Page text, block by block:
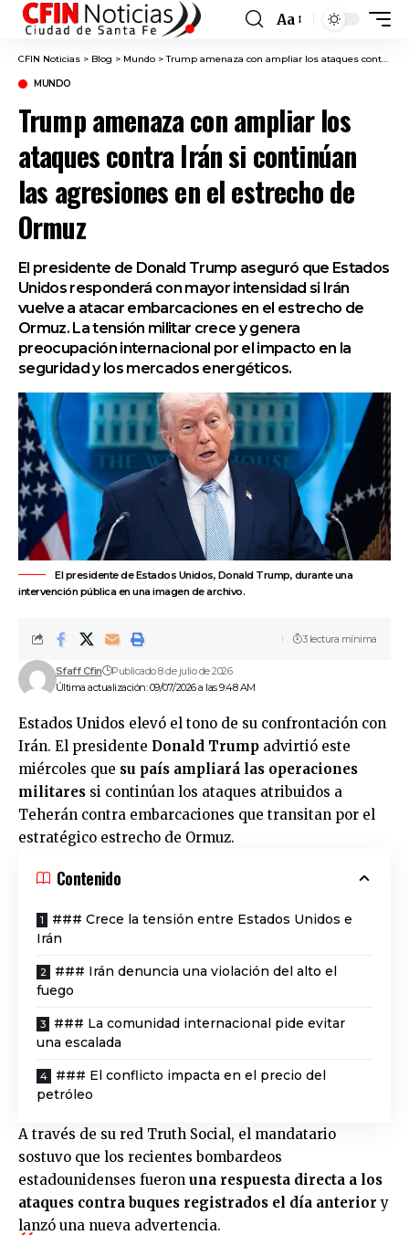
Font
Resizer
Aa
CFIN Noticias > Blog > Mundo >Trump amenaza con ampliar los ataques contra Irán si continúan las agresiones en el estrecho de Ormuz
MUNDO
Trump amenaza con ampliar los
ataques contra Irán si continúan
las agresiones en el estrecho de
Ormuz
El presidente de Donald Trump aseguró que Estados
Unidos responderá con mayor intensidad si Irán
vuelve a atacar embarcaciones en el estrecho de
Ormuz. La tensión militar crece y genera
preocupación internacional por el impacto en la
seguridad y los mercados energéticos.
El presidente de Estados Unidos, Donald Trump, durante una
intervención pública en una imagen de archivo.
Última actualización: 09/07/2026 a las 9:48 AM
Sfaff Cfin Publicado 8 de julio de 2026
3 lectura mínima
Estados Unidos elevó el tono de su confrontación con
Irán. El presidente Donald Trump advirtió este
miércoles que su país ampliará las operaciones
militares si continúan los ataques atribuidos a
Teherán contra embarcaciones que transitan por el
estratégico estrecho de Ormuz.
Contenido
### Crece la tensión entre Estados Unidos e
Irán
### Irán denuncia una violación del alto el
fuego
### La comunidad internacional pide evitar
una escalada
### El conflicto impacta en el precio del
petróleo
A través de su red Truth Social, el mandatario
sostuvo que los recientes bombardeos
estadounidenses fueron una respuesta directa a los
ataques contra buques registrados el día anterior y
lanzó una nueva advertencia.